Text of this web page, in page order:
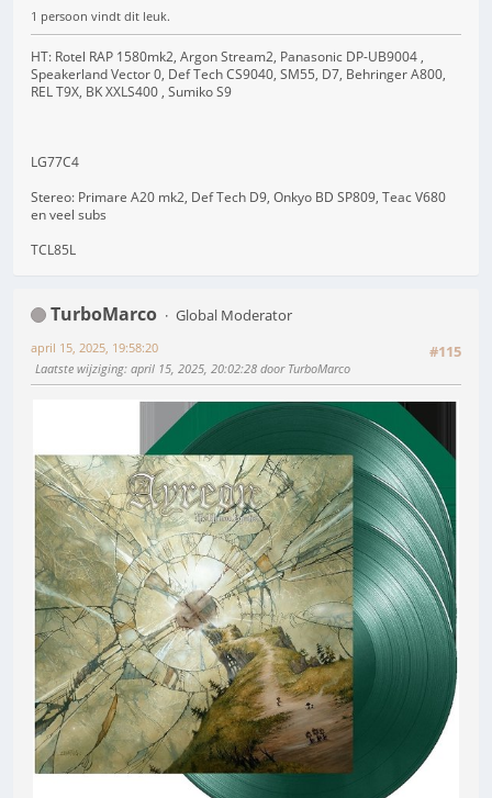
1 persoon vindt dit leuk.
HT: Rotel RAP 1580mk2, Argon Stream2, Panasonic DP-UB9004 ,
Speakerland Vector 0, Def Tech CS9040, SM55, D7, Behringer A800,
REL T9X, BK XXLS400 , Sumiko S9
LG77C4
Stereo: Primare A20 mk2, Def Tech D9, Onkyo BD SP809, Teac V680
en veel subs
TCL85L
TurboMarco
Global Moderator
#115
april 15, 2025, 19:58:20
Laatste wijziging: april 15, 2025, 20:02:28 door TurboMarco